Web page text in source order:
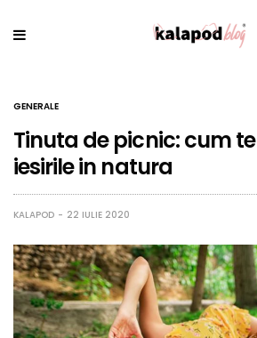
GENERALE
Tinuta de picnic: cum
iesirile in natura
KALAPOD 22 IULIE 2020